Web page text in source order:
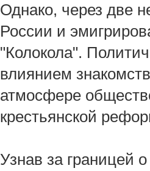
Однако, через две
России и
"Колокола".
влиянием
атмосфере
крестьянской
Узнав за границей